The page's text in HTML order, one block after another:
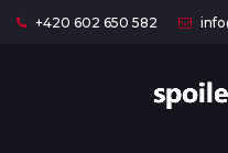
+420 602 650 582